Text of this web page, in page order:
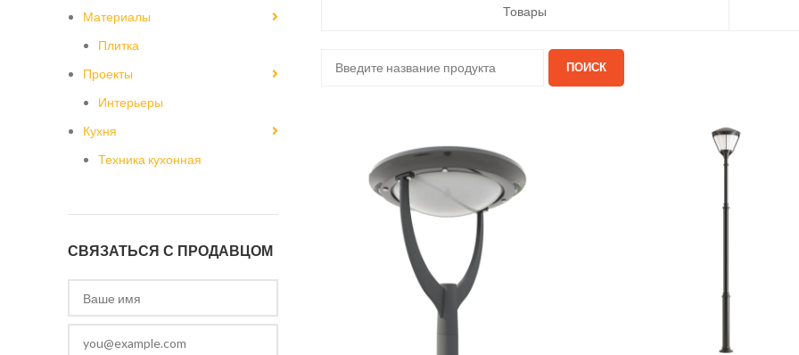
Материалы
Плитка
Проекты
Интерьеры
Кухня
Техника кухонная
СВЯЗАТЬСЯ С ПРОДАВЦОМ
Товары